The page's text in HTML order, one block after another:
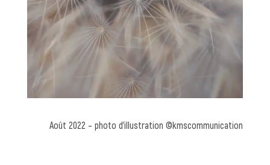
Août 2022 – photo d’illustration ©kmscommunication